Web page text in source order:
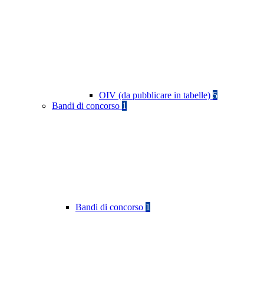
OIV (da pubblicare in tabelle) 5
Bandi di concorso 1
Bandi di concorso 1